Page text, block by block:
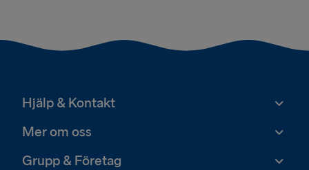
Hjälp & Kontakt
Mer om oss
Grupp & Företag